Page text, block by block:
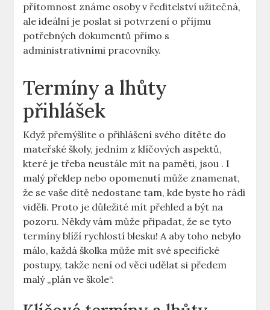
přítomnost známe osoby v ředitelství užitečná,⁤
ale ideální je poslat si potvrzení o⁢ příjmu
potřebných ⁣dokumentů přímo s
administrativními pracovníky.
Termíny a lhůty
přihlášek
Když přemýšlíte o přihlášení svého dítěte do
⁢mateřské školy, jedním z klíčových aspektů,
které je‌ třeba neustále mít na paměti, jsou . I
‌malý překlep nebo opomenutí může znamenat,
že se vaše dítě nedostane tam, kde⁣ byste ho rádi
viděli. Proto je důležité mít‍ přehled ‌a být na
pozoru. Někdy vám může připadat, že se tyto
termíny blíží rychlostí blesku! A aby toho nebylo
málo, ‌každá školka může mít své specifické
postupy, takže není od věci udělat si předem
malý „plán ve škole“.